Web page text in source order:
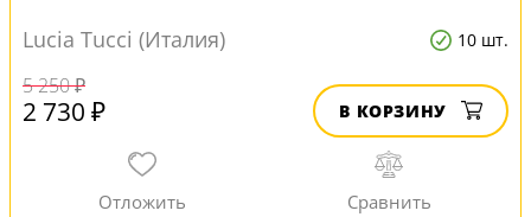
Lucia Tucci (Италия) 10 шт.
5 250 ₽
2 730 ₽ В КОРЗИНУ